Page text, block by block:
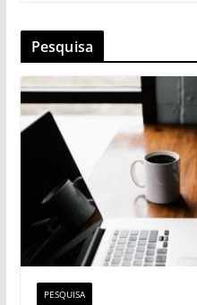
Pesquisa
PESQUISA